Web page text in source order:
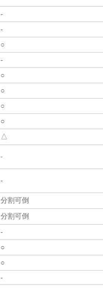
-
-
○
-
○
○
○
○
△
-
-
分割可倒
分割可倒
-
○
○
-